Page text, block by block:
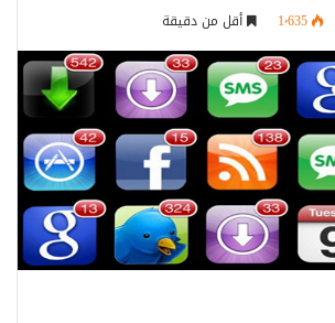
1٬635 أقل من دقيقة